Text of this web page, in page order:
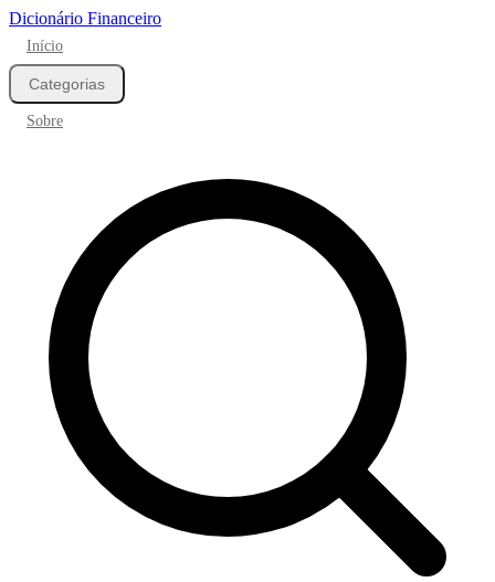
Dicionário Financeiro
Início
Categorias
Sobre